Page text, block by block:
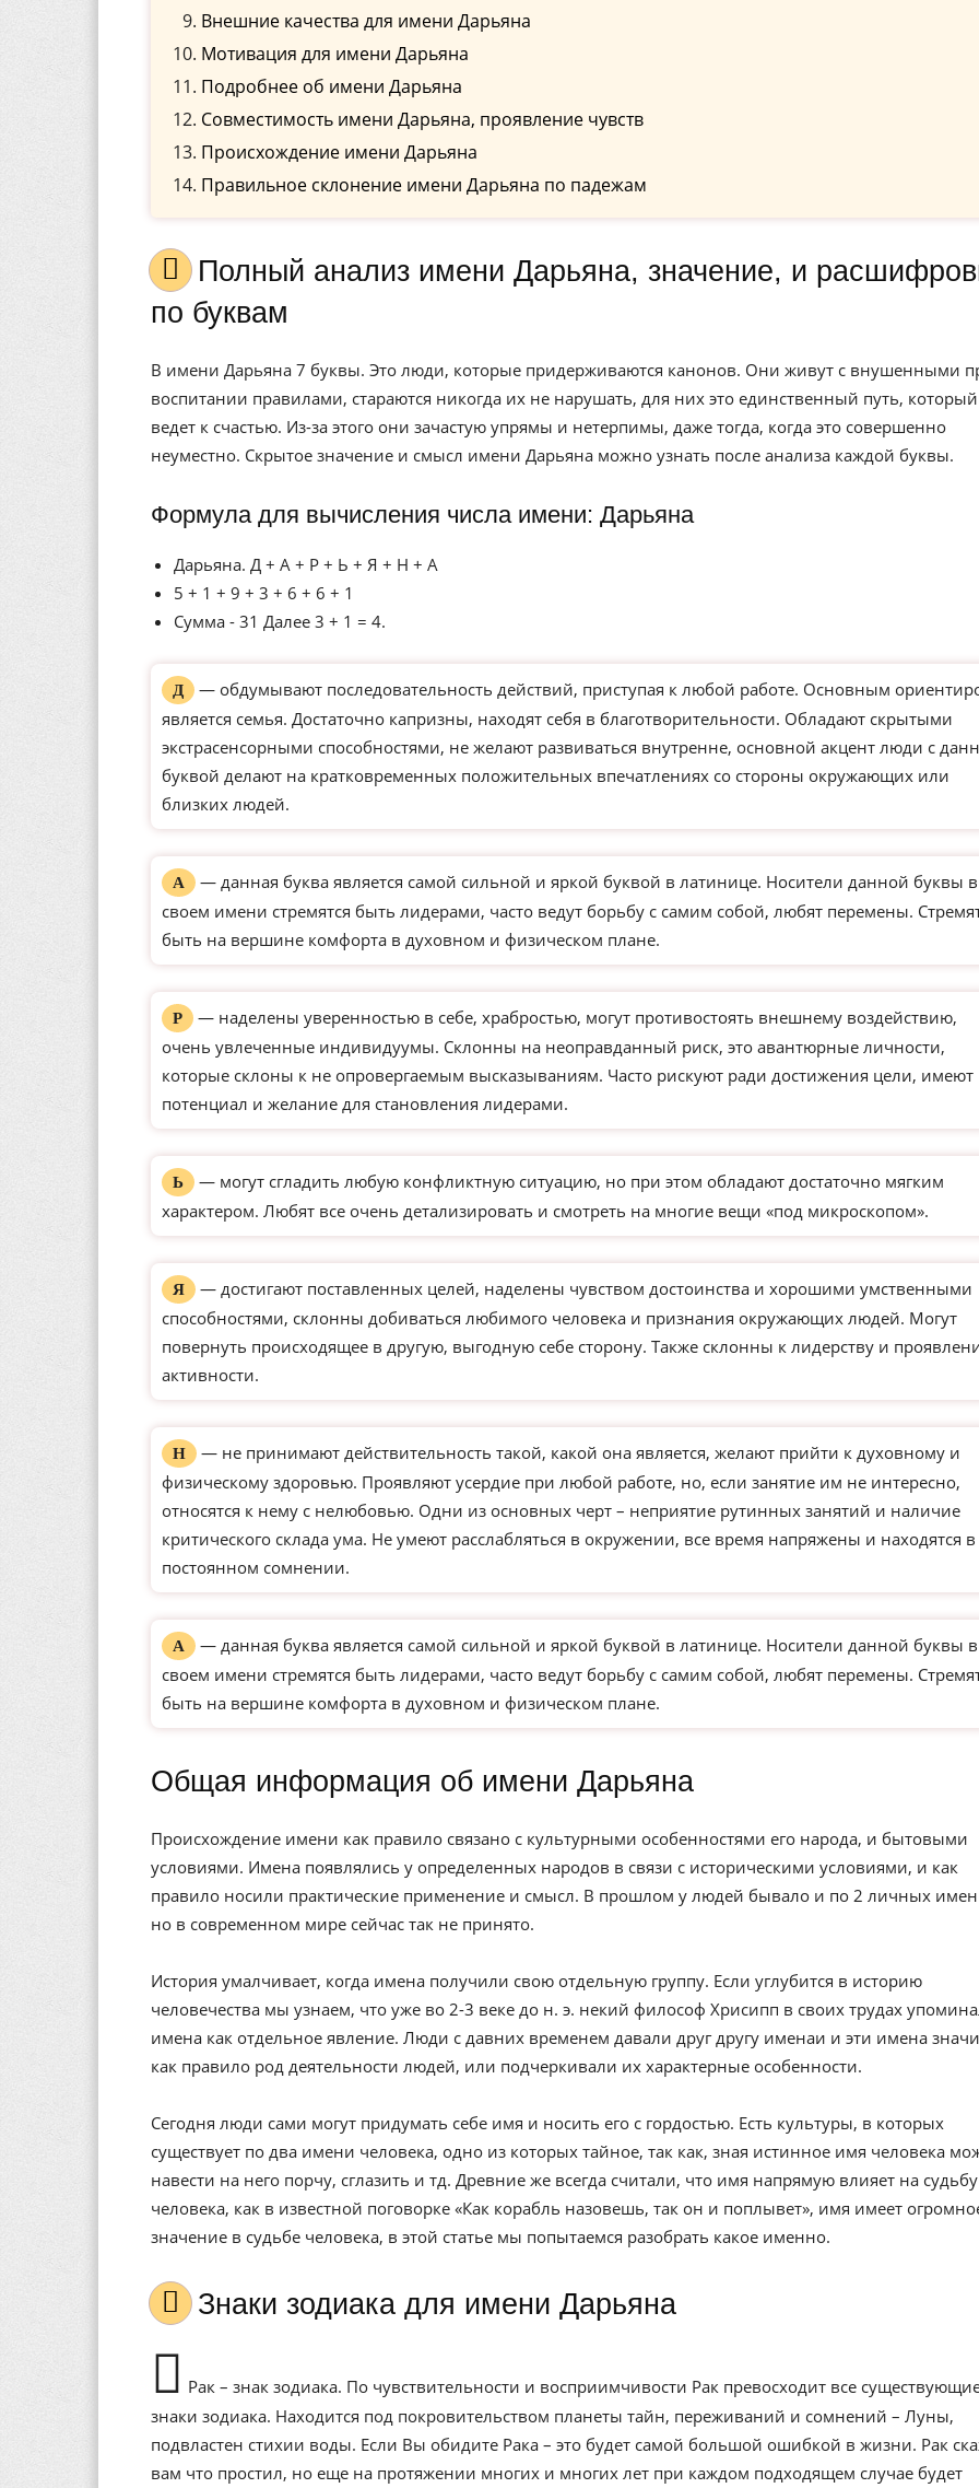
Внешние качества для имени Дарьяна
Мотивация для имени Дарьяна
Подробнее об имени Дарьяна
Совместимость имени Дарьяна, проявление чувств
Происхождение имени Дарьяна
Правильное склонение имени Дарьяна по падежам
Полный анализ имени Дарьяна, значение, и расшифровка
по буквам
В имени Дарьяна 7 буквы. Это люди, которые придерживаются канонов. Они живут с внушенными
воспитании правилами, стараются никогда их не нарушать, для них это единственный путь, который
ведет к счастью. Из-за этого они зачастую упрямы и нетерпимы, даже тогда, когда это совершенно
неуместно. Скрытое значение и смысл имени Дарьяна можно узнать после анализа каждой буквы.
Формула для вычисления числа имени: Дарьяна
Дарьяна. Д + А + Р + Ь + Я + Н + А
5 + 1 + 9 + 3 + 6 + 6 + 1
Сумма - 31 Далее 3 + 1 = 4.
Д
— обдумывают последовательность действий, приступая к любой работе. Основным
является семья. Достаточно капризны, находят себя в благотворительности. Обладают скрытыми
экстрасенсорными способностями, не желают развиваться внутренне, основной акцент люди с
буквой делают на кратковременных положительных впечатлениях со стороны окружающих или
близких людей.
А
— данная буква является самой сильной и яркой буквой в латинице. Носители данной буквы в
своем имени стремятся быть лидерами, часто ведут борьбу с самим собой, любят перемены.
быть на вершине комфорта в духовном и физическом плане.
Р
— наделены уверенностью в себе, храбростью, могут противостоять внешнему воздействию,
очень увлеченные индивидуумы. Склонны на неоправданный риск, это авантюрные личности,
которые склоны к не опровергаемым высказываниям. Часто рискуют ради достижения цели, имеют
потенциал и желание для становления лидерами.
Ь
— могут сгладить любую конфликтную ситуацию, но при этом обладают достаточно мягким
характером. Любят все очень детализировать и смотреть на многие вещи «под микроскопом».
Я
— достигают поставленных целей, наделены чувством достоинства и хорошими умственными
способностями, склонны добиваться любимого человека и признания окружающих людей. Могут
повернуть происходящее в другую, выгодную себе сторону. Также склонны к лидерству и
активности.
Н
— не принимают действительность такой, какой она является, желают прийти к духовному и
физическому здоровью. Проявляют усердие при любой работе, но, если занятие им не интересно,
относятся к нему с нелюбовью. Одни из основных черт – неприятие рутинных занятий и наличие
критического склада ума. Не умеют расслабляться в окружении, все время напряжены и находятся в
постоянном сомнении.
А
— данная буква является самой сильной и яркой буквой в латинице. Носители данной буквы в
своем имени стремятся быть лидерами, часто ведут борьбу с самим собой, любят перемены.
быть на вершине комфорта в духовном и физическом плане.
Общая информация об имени Дарьяна
Происхождение имени как правило связано с культурными особенностями его народа, и бытовыми
условиями. Имена появлялись у определенных народов в связи с историческими условиями, и как
правило носили практические применение и смысл. В прошлом у людей бывало и по 2 личных
но в современном мире сейчас так не принято.
История умалчивает, когда имена получили свою отдельную группу. Если углубится в историю
человечества мы узнаем, что уже во 2-3 веке до н. э. некий философ Хрисипп в своих трудах
имена как отдельное явление. Люди с давних временем давали друг другу именаи и эти имена
как правило род деятельности людей, или подчеркивали их характерные особенности.
Сегодня люди сами могут придумать себе имя и носить его с гордостью. Есть культуры, в которых
существует по два имени человека, одно из которых тайное, так как, зная истинное имя человека
навести на него порчу, сглазить и тд. Древние же всегда считали, что имя напрямую влияет на судьбу
человека, как в известной поговорке «Как корабль назовешь, так он и поплывет», имя имеет
значение в судьбе человека, в этой статье мы попытаемся разобрать какое именно.
Знаки зодиака для имени Дарьяна
Рак – знак зодиака. По чувствительности и восприимчивости Рак превосходит все
знаки зодиака. Находится под покровительством планеты тайн, переживаний и сомнений – Луны,
подвластен стихии воды. Если Вы обидите Рака – это будет самой большой ошибкой в жизни. Рак
вам что простил, но еще на протяжении многих и многих лет при каждом подходящем случае будет